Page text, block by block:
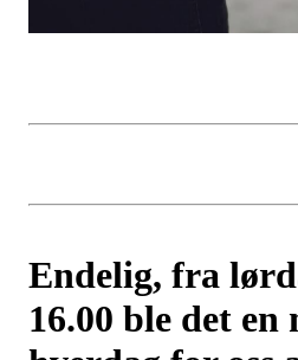
Endelig, fra
16.00 ble det